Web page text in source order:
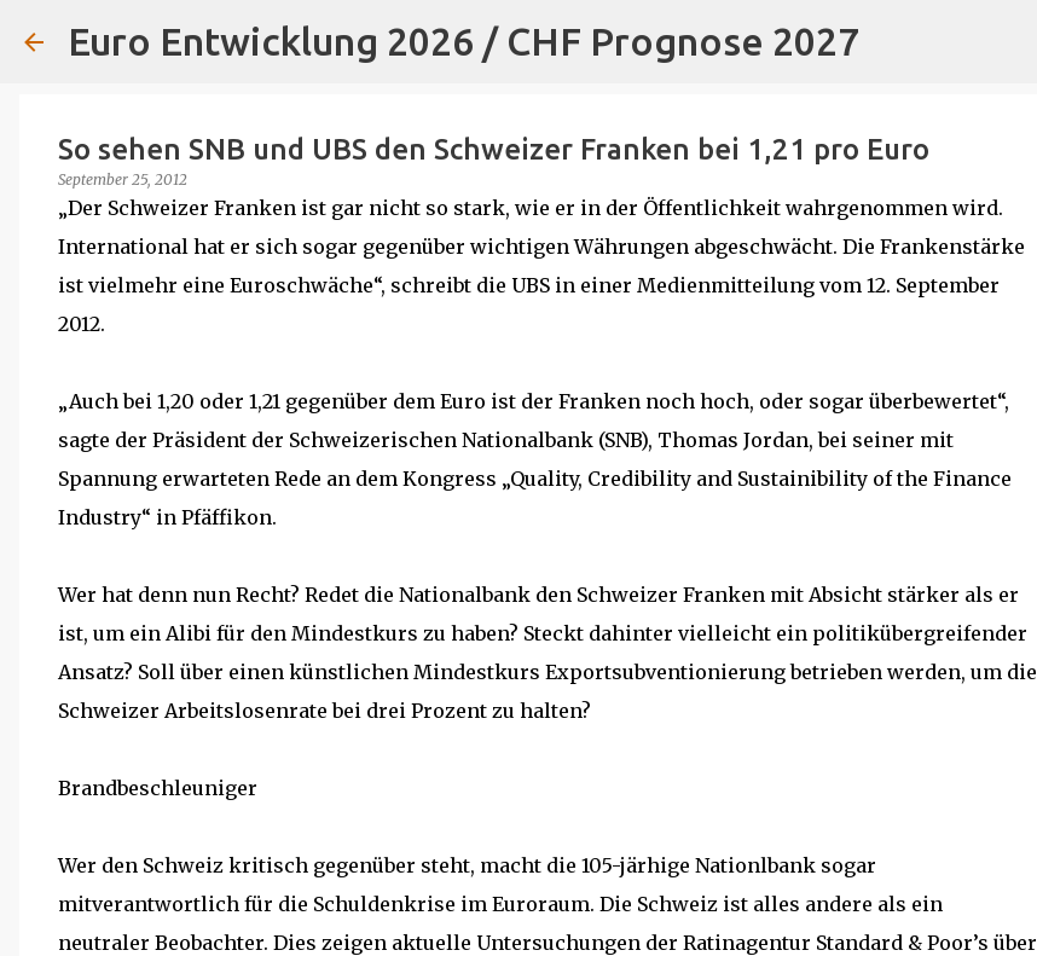
Direkt zum Hauptbereich
Euro Entwicklung 2026 / CHF Prognose 2027
So sehen SNB und UBS den Schweizer Franken bei 1,21 pro Euro
September 25, 2012
„Der Schweizer Franken ist gar nicht so stark, wie er in der Öffentlichkeit wahrgenommen wird.
International hat er sich sogar gegenüber wichtigen Währungen abgeschwächt. Die Frankenstärke
ist vielmehr eine Euroschwäche“, schreibt die UBS in einer Medienmitteilung vom 12. September
2012.
„Auch bei 1,20 oder 1,21 gegenüber dem Euro ist der Franken noch hoch, oder sogar überbewertet“,
sagte der Präsident der Schweizerischen Nationalbank (SNB), Thomas Jordan, bei seiner mit
Spannung erwarteten Rede an dem Kongress „Quality, Credibility and Sustainibility of the Finance
Industry“ in Pfäffikon.
Wer hat denn nun Recht? Redet die Nationalbank den Schweizer Franken mit Absicht stärker als er
ist, um ein Alibi für den Mindestkurs zu haben? Steckt dahinter vielleicht ein politikübergreifender
Ansatz? Soll über einen künstlichen Mindestkurs Exportsubventionierung betrieben werden, um die
Schweizer Arbeitslosenrate bei drei Prozent zu halten?
Brandbeschleuniger
Wer den Schweiz kritisch gegenüber steht, macht die 105-järhige Nationlbank sogar
mitverantwortlich für die Schuldenkrise im Euroraum. Die Schweiz ist alles andere als ein
neutraler Beobachter. Dies zeigen aktuelle Untersuchungen der Ratinagentur Standard & Poor’s über